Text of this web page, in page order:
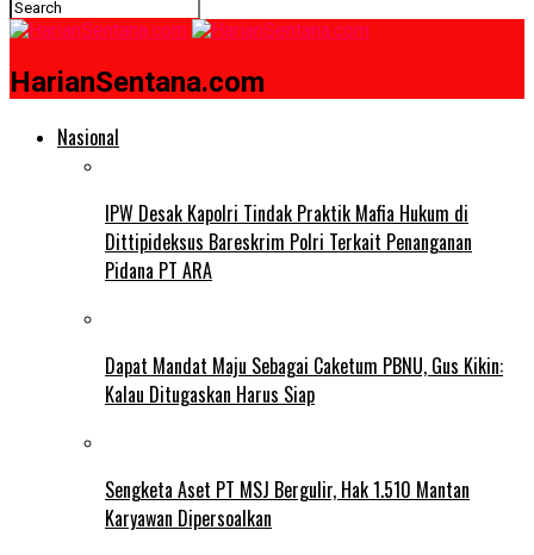
HarianSentana.com
Nasional
IPW Desak Kapolri Tindak Praktik Mafia Hukum di
Dittipideksus Bareskrim Polri Terkait Penanganan
Pidana PT ARA
Dapat Mandat Maju Sebagai Caketum PBNU, Gus Kikin:
Kalau Ditugaskan Harus Siap
Sengketa Aset PT MSJ Bergulir, Hak 1.510 Mantan
Karyawan Dipersoalkan